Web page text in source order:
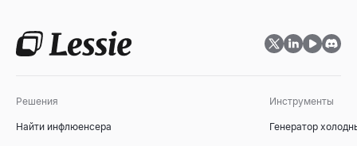
Решения
Найти инфлюенсера
Инструменты
Генератор